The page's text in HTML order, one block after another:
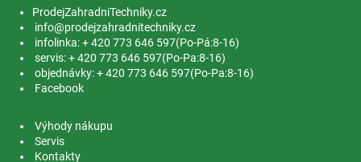
ProdejZahradniTechniky.cz
info@prodejzahradnitechniky.cz
infolinka: + 420 773 646 597(Po-Pá:8-16)
servis: + 420 773 646 597(Po-Pa:8-16)
objednávky: + 420 773 646 597(Po-Pa:8-16)
Facebook
Výhody nákupu
Servis
Kontakty